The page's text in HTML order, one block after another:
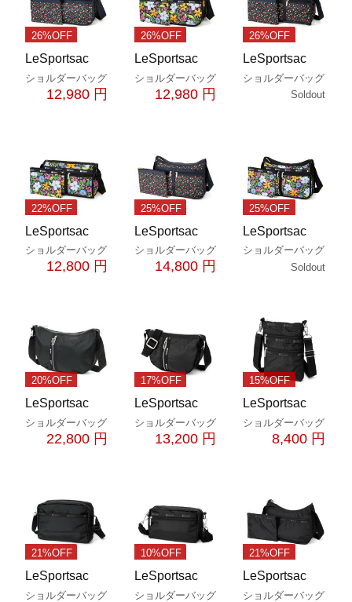
26%OFF
LeSportsac
ショルダーバッグ
12,980 円
26%OFF
LeSportsac
ショルダーバッグ
12,980 円
26%OFF
LeSportsac
ショルダーバッグ
Soldout
22%OFF
LeSportsac
ショルダーバッグ
12,800 円
25%OFF
LeSportsac
ショルダーバッグ
14,800 円
25%OFF
LeSportsac
ショルダーバッグ
Soldout
20%OFF
LeSportsac
ショルダーバッグ
22,800 円
17%OFF
LeSportsac
ショルダーバッグ
13,200 円
15%OFF
LeSportsac
ショルダーバッグ
8,400 円
21%OFF
LeSportsac
ショルダーバッグ
10%OFF
LeSportsac
ショルダーバッグ
21%OFF
LeSportsac
ショルダーバッグ